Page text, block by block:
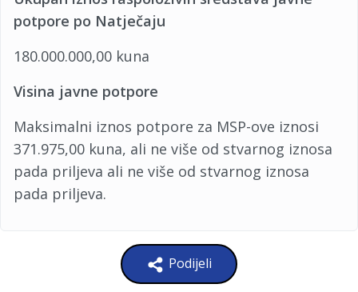
potpore po Natječaju
180.000.000,00 kuna
Visina javne potpore
Maksimalni iznos potpore za MSP-ove iznosi
371.975,00 kuna, ali ne više od stvarnog iznosa
pada priljeva ali ne više od stvarnog iznosa
pada priljeva.
Podijeli